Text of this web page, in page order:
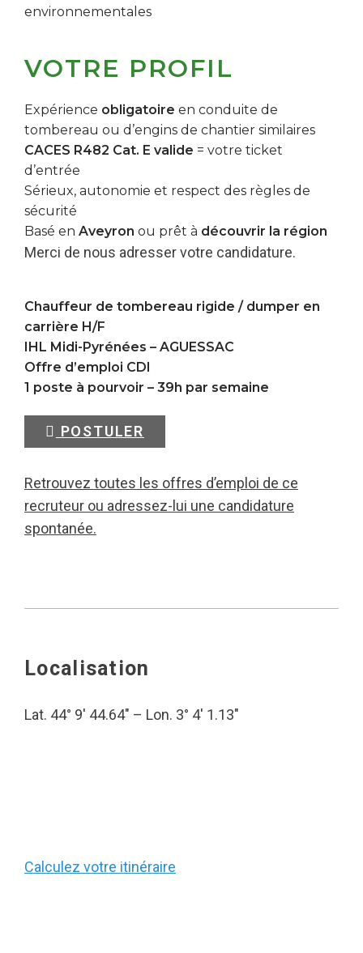
environnementales
VOTRE PROFIL
Expérience obligatoire en conduite de
tombereau ou d’engins de chantier similaires
CACES R482 Cat. E valide = votre ticket
d’entrée
Sérieux, autonomie et respect des règles de
sécurité
Basé en Aveyron ou prêt à découvrir la région
Merci de nous adresser votre candidature.
Chauffeur de tombereau rigide / dumper en
carrière H/F
IHL Midi-Pyrénées – AGUESSAC
Offre d’emploi CDI
1 poste à pourvoir – 39h par semaine
POSTULER
Retrouvez toutes les offres d’emploi de ce
recruteur ou adressez-lui une candidature
spontanée.
Localisation
Lat. 44° 9′ 44.64″ – Lon. 3° 4′ 1.13″
Calculez votre itinéraire